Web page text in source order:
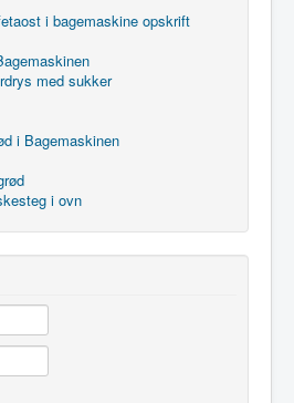
i bagemaskine opskrift
med sukker
i Bagemaskinen
i ovn